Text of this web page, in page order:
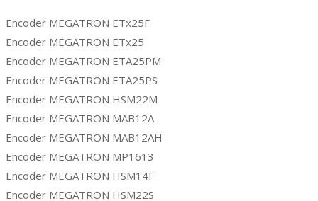
Encoder MEGATRON ETx25F
Encoder MEGATRON ETx25
Encoder MEGATRON ETA25PM
Encoder MEGATRON ETA25PS
Encoder MEGATRON HSM22M
Encoder MEGATRON MAB12A
Encoder MEGATRON MAB12AH
Encoder MEGATRON MP1613
Encoder MEGATRON HSM14F
Encoder MEGATRON HSM22S